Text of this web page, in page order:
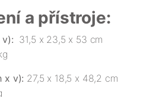
a přístroje:
v): 31,5 x 23,5 x 53 cm
x v): 27,5 x 18,5 x 48,2 cm